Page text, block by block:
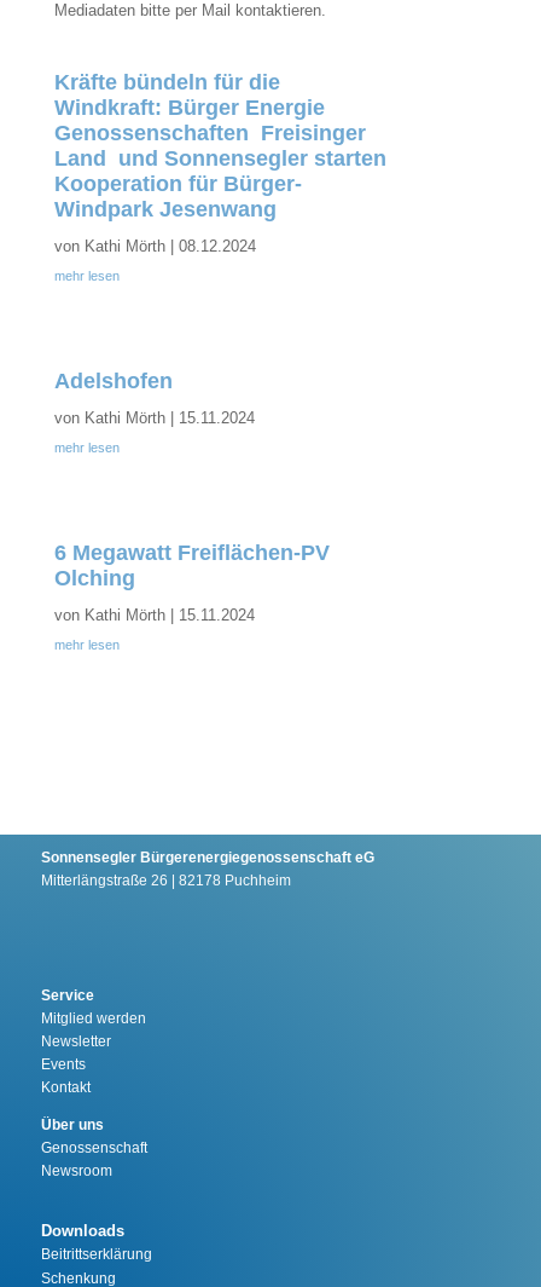
Mediadaten bitte per Mail kontaktieren.
Kräfte bündeln für die
Windkraft: Bürger Energie
Genossenschaften Freisinger
Land und Sonnensegler starten
Kooperation für Bürger-
Windpark Jesenwang
von Kathi Mörth| 08.12.2024
mehr lesen
Adelshofen
von Kathi Mörth| 15.11.2024
mehr lesen
6 Megawatt Freiflächen-PV
Olching
von Kathi Mörth| 15.11.2024
mehr lesen
Sonnensegler Bürgerenergiegenossenschaft eG
Mitterlängstraße 26 | 82178 Puchheim
Service
Mitglied werden
Newsletter
Events
Kontakt
Über uns
Genossenschaft
Newsroom
Downloads
Beitrittserklärung
Schenkung